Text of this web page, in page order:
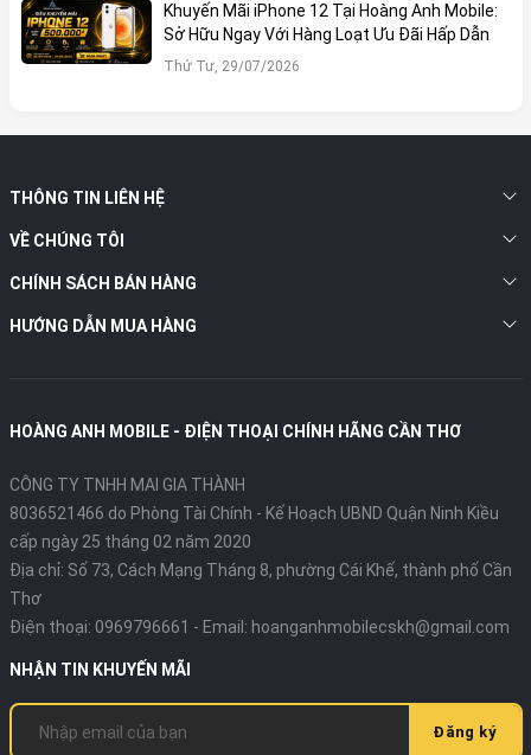
Khuyến Mãi iPhone 12 Tại Hoàng Anh Mobile:
Sở Hữu Ngay Với Hàng Loạt Ưu Đãi Hấp Dẫn
Thứ Tư, 29/07/2026
THÔNG TIN LIÊN HỆ
VỀ CHÚNG TÔI
CHÍNH SÁCH BÁN HÀNG
HƯỚNG DẪN MUA HÀNG
HOÀNG ANH MOBILE - ĐIỆN THOẠI CHÍNH HÃNG CẦN THƠ
CÔNG TY TNHH MAI GIA THÀNH
8036521466 do Phòng Tài Chính - Kế Hoạch UBND Quận Ninh Kiều
cấp ngày 25 tháng 02 năm 2020
Địa chỉ: Số 73, Cách Mạng Tháng 8, phường Cái Khế, thành phố Cần
Thơ
Điện thoại: 0969796661 - Email: hoanganhmobilecskh@gmail.com
NHẬN TIN KHUYẾN MÃI
Đăng ký